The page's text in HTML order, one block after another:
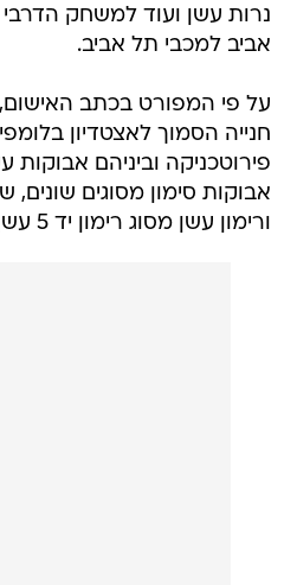
נרות עשן ועוד למשחק
אביב למכבי תל אביב.
חנייה הסמוך לאצטדיון
פירוטכניקה וביניהם אבוקות
אבוקות סימון מסוגים שונים,
ורימון עשן מסוג רימון יד 5 עשן כחול.